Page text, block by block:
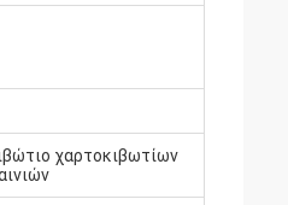
χαρτοκιβωτίων